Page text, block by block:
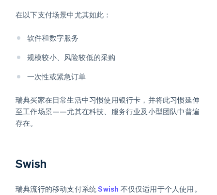
在以下支付场景中尤其如此：
软件和数字服务
规模较小、风险较低的采购
一次性或紧急订单
瑞典买家在日常生活中习惯使用银行卡，并将此习惯延伸
至工作场景——尤其在科技、服务行业及小型团队中普遍
存在。
Swish
瑞典流行的移动支付系统Swish 不仅仅适用于个人使用。